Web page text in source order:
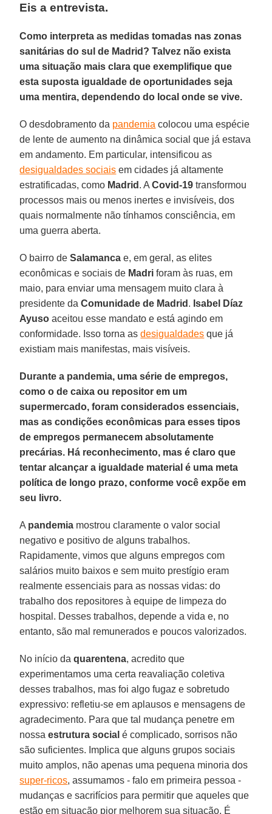
Eis a entrevista.
Como interpreta as medidas tomadas nas zonas
sanitárias do sul de Madrid? Talvez não exista
uma situação mais clara que exemplifique que
esta suposta igualdade de oportunidades seja
uma mentira, dependendo do local onde se vive.
O desdobramento da pandemia colocou uma espécie
de lente de aumento na dinâmica social que já estava
em andamento. Em particular, intensificou as
desigualdades sociais em cidades já altamente
estratificadas, como Madrid . ACovid-19 transformou
processos mais ou menos inertes e invisíveis, dos
quais normalmente não tínhamos consciência, em
uma guerra aberta.
O bairro deSalamanca e, em geral, as elites
econômicas e sociais de Madri foram às ruas, em
maio, para enviar uma mensagem muito clara à
presidente daComunidade de Madrid . Isabel Díaz
Ayuso aceitou esse mandato e está agindo em
conformidade. Isso torna asdesigualdades que já
existiam mais manifestas, mais visíveis.
Durante a pandemia, uma série de empregos,
como o de caixa ou repositor em um
supermercado, foram considerados essenciais,
mas as condições econômicas para esses tipos
de empregos permanecem absolutamente
precárias. Há reconhecimento, mas é claro que
tentar alcançar a igualdade material é uma meta
política de longo prazo, conforme você expõe em
seu livro.
A pandemia mostrou claramente o valor social
negativo e positivo de alguns trabalhos.
Rapidamente, vimos que alguns empregos com
salários muito baixos e sem muito prestígio eram
realmente essenciais para as nossas vidas: do
trabalho dos repositores à equipe de limpeza do
hospital. Desses trabalhos, depende a vida e, no
entanto, são mal remunerados e poucos valorizados.
No início daquarentena, acredito que
experimentamos uma certa reavaliação coletiva
desses trabalhos, mas foi algo fugaz e sobretudo
expressivo: refletiu-se em aplausos e mensagens de
agradecimento. Para que tal mudança penetre em
nossaestrutura social é complicado, sorrisos não
são suficientes. Implica que alguns grupos sociais
muito amplos, não apenas uma pequena minoria dos
super-ricos, assumamos - falo em primeira pessoa -
mudanças e sacrifícios para permitir que aqueles que
estão em situação pior melhorem sua situação. É